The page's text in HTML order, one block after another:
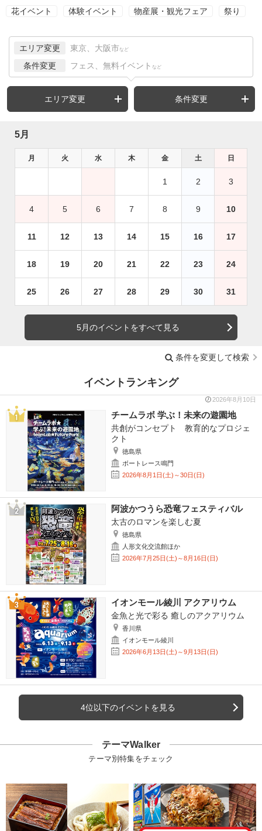
花イベント 体験イベント 物産展・観光フェア 祭り
エリア変更 東京、大阪市 など
条件変更 フェス、無料イベント など
エリア変更 条件変更
5月
月 火 水 木 金 土 日
1 2 3
4 5 6 7 8 9 10
11 12 13 14 15 16 17
18 19 20 21 22 23 24
25 26 27 28 29 30 31
5月のイベントをすべて見る
条件を変更して検索
イベントランキング
2026年8月10日
チームラボ 学ぶ！未来の遊園地
共創がコンセプト 教育的なプロジェ
クト
徳島県
ボートレース鳴門
2026年8月1日(土)～30日(日)
阿波かつうら恐竜フェスティバル
太古のロマンを楽しむ夏
徳島県
人形文化交流館ほか
2026年7月25日(土)～8月16日(日)
イオンモール綾川 アクアリウム
金魚と光で彩る 癒しのアクアリウム
香川県
イオンモール綾川
2026年6月13日(土)～9月13日(日)
4位以下のイベントを見る
テーマWalker
テーマ別特集をチェック